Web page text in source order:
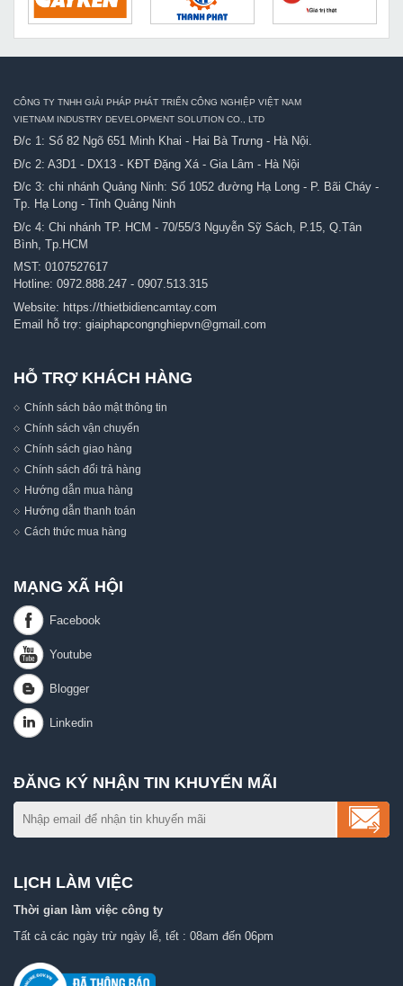
CÔNG TY TNHH GIẢI PHÁP PHÁT TRIỂN CÔNG NGHIỆP VIỆT NAM
VIETNAM INDUSTRY DEVELOPMENT SOLUTION CO., LTD
Đ/c 1: Số 82 Ngõ 651 Minh Khai - Hai Bà Trưng - Hà Nội.
Đ/c 2: A3D1 - DX13 - KĐT Đặng Xá - Gia Lâm - Hà Nội
Đ/c 3: chi nhánh Quảng Ninh: Số 1052 đường Hạ Long - P. Bãi Cháy -
Tp. Hạ Long - Tỉnh Quảng Ninh
Đ/c 4: Chi nhánh TP. HCM - 70/55/3 Nguyễn Sỹ Sách, P.15, Q.Tân
Bình, Tp.HCM
MST: 0107527617
Hotline: 0972.888.247 - 0907.513.315
Website: https://thietbidiencamtay.com
Email hỗ trợ: giaiphapcongnghiepvn@gmail.com
HỖ TRỢ KHÁCH HÀNG
Chính sách bảo mật thông tin
Chính sách vận chuyển
Chính sách giao hàng
Chính sách đổi trả hàng
Hướng dẫn mua hàng
Hướng dẫn thanh toán
Cách thức mua hàng
MẠNG XÃ HỘI
ĐĂNG KÝ NHẬN TIN KHUYẾN MÃI
LỊCH LÀM VIỆC
Thời gian làm việc công ty
Tất cả các ngày trừ ngày lễ, tết : 08am đến 06pm